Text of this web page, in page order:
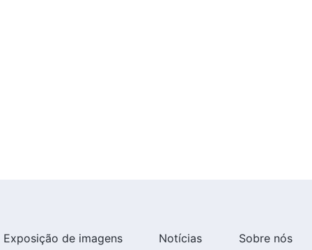
46:43
Exposição de imagens Notícias Sobre nós